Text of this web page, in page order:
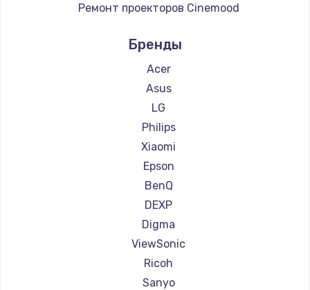
Установка драйверов
Заказать
Замена вебкамеры
1490 руб.
Заказать
Увеличение оперативной памяти
1100 руб.
Заказать
Ремонт дисковода
1400 руб.
Ремонт проекторов Cinemood
Ремонт проекторов Barco
Ремонт проекторов Xgimi
Ремонт проекторов Canon
Ремонт проекторов JVC
Ремонт проекторов Casio
Ремонт проекторов Hiper
Ремонт проекторов HITACHI
Ремонт проекторов Panasonic
Ремонт проекторов Hisense
Бренды
Acer
Asus
LG
Philips
Xiaomi
Epson
BenQ
DEXP
Digma
ViewSonic
Ricoh
Sanyo